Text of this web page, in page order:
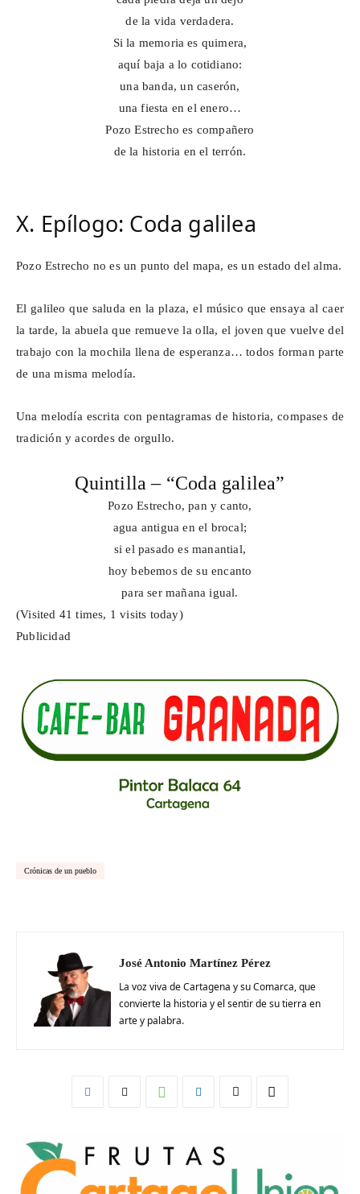
de la vida verdadera.
Si la memoria es quimera,
aquí baja a lo cotidiano:
una banda, un caserón,
una fiesta en el enero…
Pozo Estrecho es compañero
de la historia en el terrón.
X. Epílogo: Coda galilea
Pozo Estrecho no es un punto del mapa, es un estado del alma.
El galileo que saluda en la plaza, el músico que ensaya al caer
la tarde, la abuela que remueve la olla, el joven que vuelve del
trabajo con la mochila llena de esperanza… todos forman parte
de una misma melodía.
Una melodía escrita con pentagramas de historia, compases de
tradición y acordes de orgullo.
Quintilla – “Coda galilea”
Pozo Estrecho, pan y canto,
agua antigua en el brocal;
si el pasado es manantial,
hoy bebemos de su encanto
para ser mañana igual.
(Visited 41 times, 1 visits today)
Publicidad
Crónicas de un pueblo
José Antonio Martínez Pérez
La voz viva de Cartagena y su Comarca, que
convierte la historia y el sentir de su tierra en
arte y palabra.